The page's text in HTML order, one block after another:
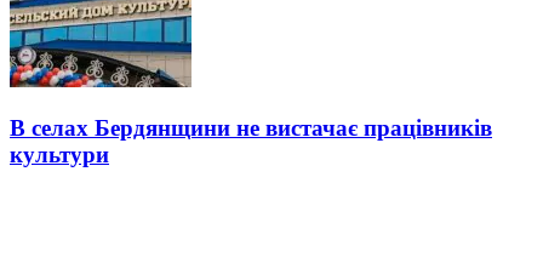
В селах Бердянщини не вистачає працівників
культури